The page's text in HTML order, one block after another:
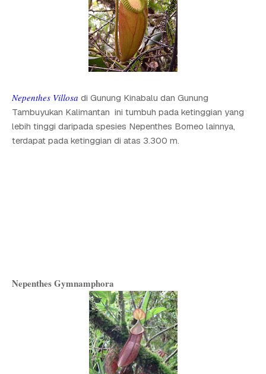
Nepenthes Villosa di Gunung Kinabalu dan Gunung
Tambuyukan Kalimantan ini tumbuh pada ketinggian yang
lebih tinggi daripada spesies Nepenthes Borneo lainnya,
terdapat pada ketinggian di atas 3.300 m.
Nepenthes Gymnamphora